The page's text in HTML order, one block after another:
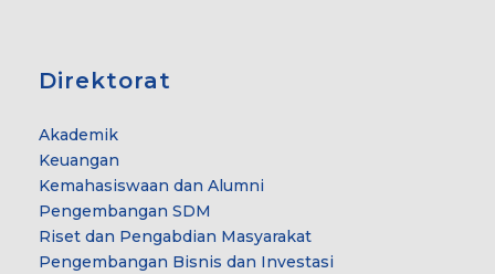
Direktorat
Akademik
Keuangan
Kemahasiswaan dan Alumni
Pengembangan SDM
Riset dan Pengabdian Masyarakat
Pengembangan Bisnis dan Investasi